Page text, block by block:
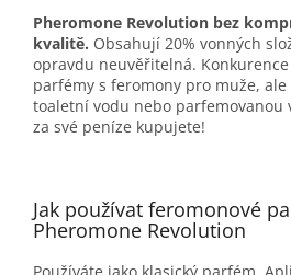
Pheromone Revolution bez
kvalitě. Obsahují 20% vonných
opravdu neuvěřitelná.
parfémy s feromony pro muže,
toaletní vodu nebo parfemovanou
za své peníze kupujete!
Jak používat feromonové
Pheromone Revolution